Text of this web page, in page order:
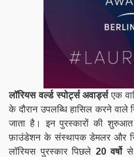
लॉरियस वर्ल्ड स्पोर्ट्स अवार्ड्सएक
के दौरान उपलब्धि हासिल करने वाले
जाता है। इन पुरस्कारों की
फ़ाउंडेशन के संस्थापक डेमलर और
लॉरियस पुरस्कार पिछले 20 वर्षोसे